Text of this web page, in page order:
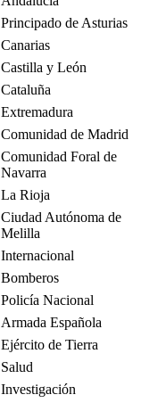
Principado de Asturias
Canarias
Castilla y León
Cataluña
Extremadura
Comunidad de Madrid
Comunidad Foral de
Navarra
La Rioja
Ciudad Autónoma de
Melilla
Internacional
Bomberos
Policía Nacional
Armada Española
Ejército de Tierra
Salud
Investigación